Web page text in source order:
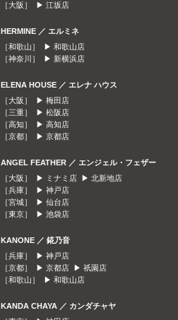
［大阪］ ▶ 江坂店
HERMINE ／ エルミネ
［和歌山］ ▶ 和歌山店
［神奈川］ ▶ 新横浜店
ELENA HOUSE ／ エレナ ハウス
［大阪］ ▶ 梅田店
［三重］ ▶ 松阪店
［高知］ ▶ 高知店
［京都］ ▶ 京都店
ANGEL FEATHER ／ エンジェル・フェザー
［大阪］ ▶
ミナミ店 ▶ 北新地店
［兵庫］ ▶ 神戸店
［宮城］ ▶ 仙台店
［東京］ ▶ 池袋店
KANONE ／ 錵乃音
［兵庫］ ▶ 神戸店
［京都］ ▶ 京都店 ▶ 祇園店
［和歌山］ ▶ 和歌山店
KANDA CHAYA ／ カンダチャヤ